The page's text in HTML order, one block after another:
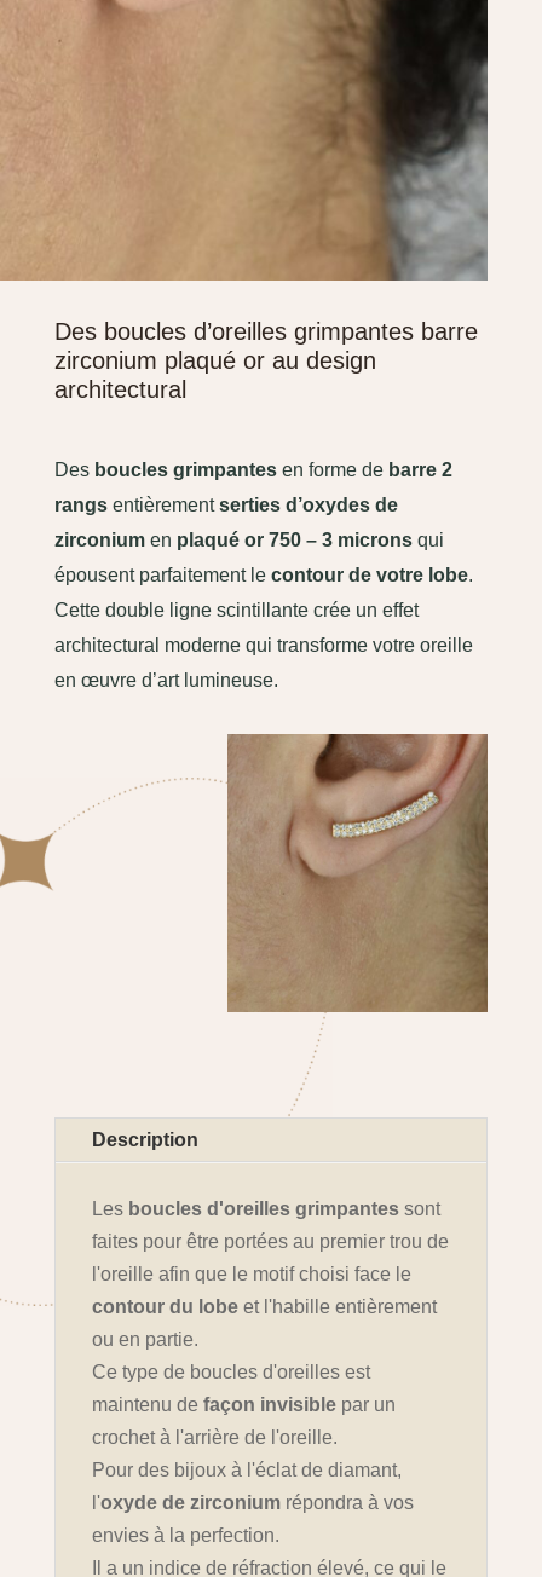
Des boucles d’oreilles grimpantes barre
zirconium plaqué or au design
architectural
Des boucles grimpantesen forme de barre 2
rangsentièrementserties d’oxydes de
zirconiumen plaqué or 750 – 3 micronsqui
épousent parfaitement le contour de votre lobe.
Cette double ligne scintillante crée un effet
architectural moderne qui transforme votre oreille
en œuvre d’art lumineuse.
Description
Les boucles d'oreilles grimpantessont
faites pour être portées au premier trou de
l'oreille afin que le motif choisi face le
contour du lobeet l'habille entièrement
ou en partie.
Ce type de boucles d'oreilles est
maintenu de façon invisiblepar un
crochet à l'arrière de l'oreille.
Pour des bijoux à l'éclat de diamant,
l'oxyde de zirconiumrépondra à vos
envies à la perfection.
Il a un indice de réfraction élevé, ce qui le